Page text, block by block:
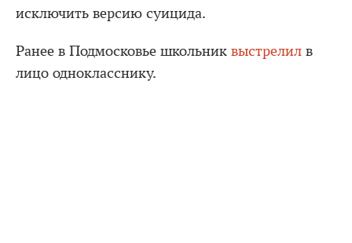
исключить версию суицида.
Ранее в Подмосковье школьник выстрелил в
лицо однокласснику.